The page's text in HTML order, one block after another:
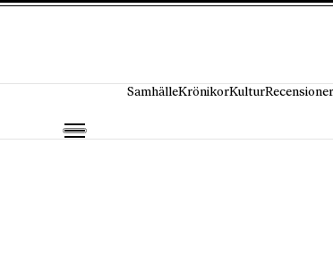
SamhälleKrönikorKulturRecensioner